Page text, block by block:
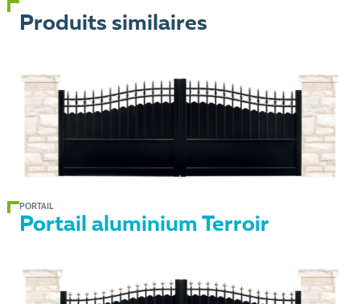
Produits similaires
PORTAIL
Portail aluminium Terroir